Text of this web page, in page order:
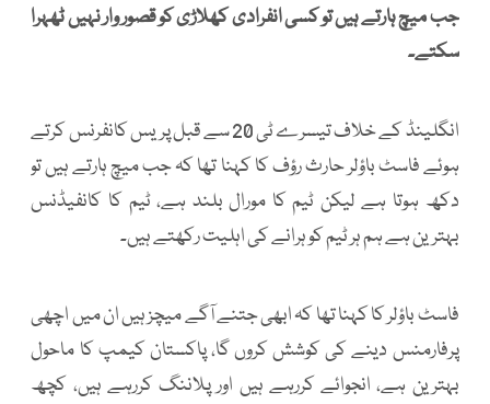
جب میچ ہارتے ہیں تو کسی انفرادی کھلاڑی کو قصور وار نہیں ٹھہرا
سکتے۔
انگلینڈ کے خلاف تیسرے ٹی 20 سے قبل پریس کانفرنس کرتے
ہوئے فاسٹ باؤلر حارث رؤف کا کہنا تھا کہ جب میچ ہارتے ہیں تو
دکھ ہوتا ہے لیکن ٹیم کا مورال بلند ہے، ٹیم کا کانفیڈنس
بہترین ہے ہم ہر ٹیم کو ہرانے کی اہلیت رکھتے ہیں۔
فاسٹ باؤلر کا کہنا تھا کہ ابھی جتنے آگے میچز ہیں ان میں اچھی
پرفارمنس دینے کی کوشش کروں گا، پاکستان کیمپ کا ماحول
بہترین ہے، انجوائے کررہے ہیں اور پلاننگ کررہے ہیں، کچھ